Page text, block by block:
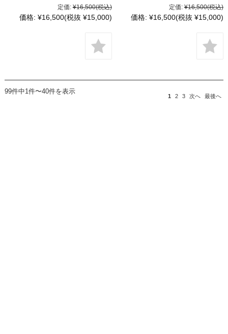
定価: ¥16,500(税込)
価格: ¥16,500(税抜 ¥15,000)
定価: ¥16,500(税込)
価格: ¥16,500(税抜 ¥15,000)
99件中1件〜40件を表示
1 2 3 次へ 最後へ